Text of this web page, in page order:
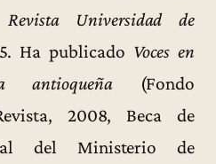
Revista Universidad de
Ha publicado Voces en
antioqueña (Fondo
2008, Beca de
del Ministerio de